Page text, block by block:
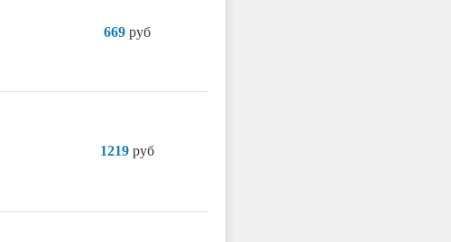
669 руб
1219 руб